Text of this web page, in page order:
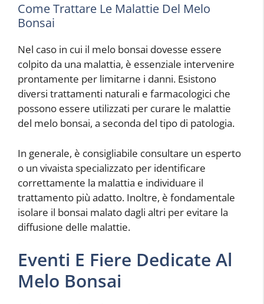
Come Trattare Le Malattie Del Melo
Bonsai
Nel caso in cui il melo bonsai dovesse essere
colpito da una malattia, è essenziale intervenire
prontamente per limitarne i danni. Esistono
diversi trattamenti naturali e farmacologici che
possono essere utilizzati per curare le malattie
del melo bonsai, a seconda del tipo di patologia.
In generale, è consigliabile consultare un esperto
o un vivaista specializzato per identificare
correttamente la malattia e individuare il
trattamento più adatto. Inoltre, è fondamentale
isolare il bonsai malato dagli altri per evitare la
diffusione delle malattie.
Eventi E Fiere Dedicate Al
Melo Bonsai